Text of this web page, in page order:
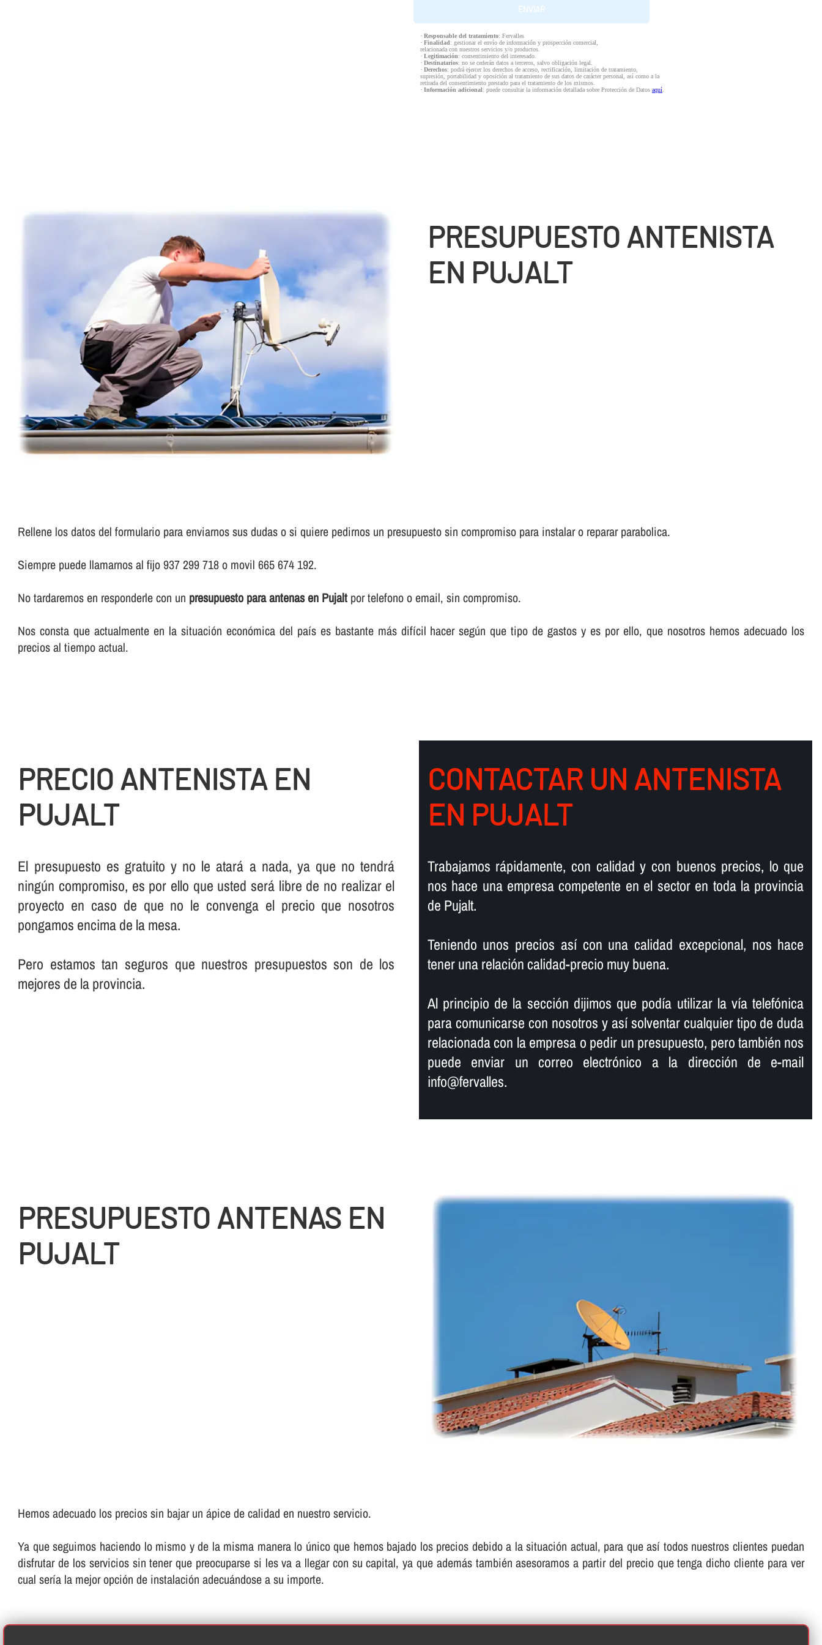
· Responsable del tratamiento: Fervalles
· Finalidad: gestionar el envío de información y prospección comercial,
relacionada con nuestros servicios y/o productos.
· Legitimación: consentimiento del interesado.
· Destinatarios: no se cederán datos a terceros, salvo obligación legal.
· Derechos: podrá ejercer los derechos de acceso, rectificación, limitación de tratamiento,
supresión, portabilidad y oposición al tratamiento de sus datos de carácter personal, así como a la
retirada del consentimiento prestado para el tratamiento de los mismos.
· Información adicional: puede consultar la información detallada sobre Protección de Datos aquí.
PRESUPUESTO ANTENISTA
EN PUJALT
Rellene los datos del formulario para enviarnos sus dudas o si quiere pedirnos un presupuesto sin compromiso para instalar o reparar parabolica.
Siempre puede llamarnos al fijo 937 299 718 o movil 665 674 192.
No tardaremos en responderle con un presupuesto para antenas en Pujalt por telefono o email, sin compromiso.
Nos consta que actualmente en la situación económica del paí­s es bastante más difí­cil hacer según que tipo de gastos y es por ello, que nosotros hemos adecuado los
precios al tiempo actual.
PRECIO ANTENISTA EN
PUJALT
El presupuesto es gratuito y no le atará a nada, ya que no tendrá
ningún compromiso, es por ello que usted será libre de no realizar el
proyecto en caso de que no le convenga el precio que nosotros
pongamos encima de la mesa.
Pero estamos tan seguros que nuestros presupuestos son de los
mejores de la provincia.
CONTACTAR UN ANTENISTA
EN PUJALT
Trabajamos rápidamente, con calidad y con buenos precios, lo que
nos hace una empresa competente en el sector en toda la provincia
de Pujalt.
Teniendo unos precios así­ con una calidad excepcional, nos hace
tener una relación calidad-precio muy buena.
Al principio de la sección dijimos que podí­a utilizar la ví­a telefónica
para comunicarse con nosotros y así­ solventar cualquier tipo de duda
relacionada con la empresa o pedir un presupuesto, pero también nos
puede enviar un correo electrónico a la dirección de e-mail
info@fervalles.
PRESUPUESTO ANTENAS EN
PUJALT
Hemos adecuado los precios sin bajar un ápice de calidad en nuestro servicio.
Ya que seguimos haciendo lo mismo y de la misma manera lo único que hemos bajado los precios debido a la situación actual, para que así­ todos nuestros clientes puedan
disfrutar de los servicios sin tener que preocuparse si les va a llegar con su capital, ya que además también asesoramos a partir del precio que tenga dicho cliente para ver
cual serí­a la mejor opción de instalación adecuándose a su importe.